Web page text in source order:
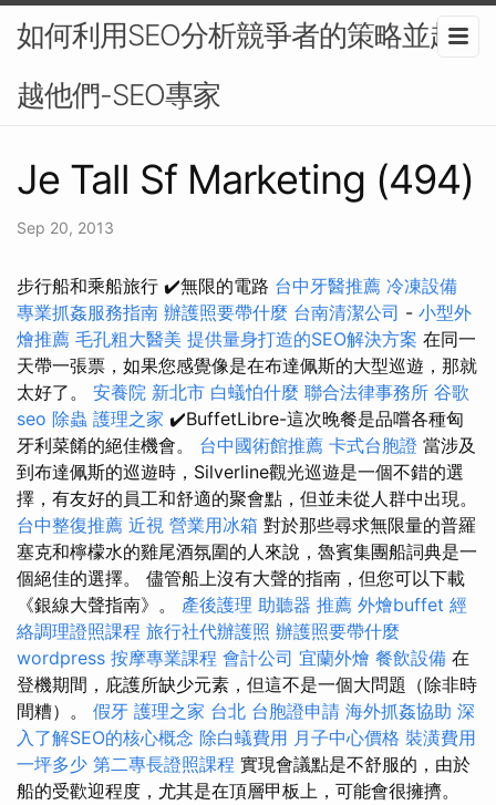
如何利用SEO分析競爭者的策略並超
越他們-SEO專家
Je Tall Sf Marketing (494)
Sep 20, 2013
步行船和乘船旅行 ✔️無限的電路 台中牙醫推薦 冷凍設備
專業抓姦服務指南 辦護照要帶什麼 台南清潔公司 - 小型外
燴推薦 毛孔粗大醫美 提供量身打造的SEO解決方案 在同一
天帶一張票，如果您感覺像是在布達佩斯的大型巡遊，那就
太好了。 安養院 新北市 白蟻怕什麼 聯合法律事務所 谷歌
seo 除蟲 護理之家 ✔️BuffetLibre-這次晚餐是品嚐各種匈
牙利菜餚的絕佳機會。 台中國術館推薦 卡式台胞證 當涉及
到布達佩斯的巡遊時，Silverline觀光巡遊是一個不錯的選
擇，有友好的員工和舒適的聚會點，但並未從人群中出現。
台中整復推薦 近視 營業用冰箱 對於那些尋求無限量的普羅
塞克和檸檬水的雞尾酒氛圍的人來說，魯賓集團船詞典是一
個絕佳的選擇。 儘管船上沒有大聲的​​指南，但您可以下載
《銀線大聲指南》。 產後護理 助聽器 推薦 外燴buffet 經
絡調理證照課程 旅行社代辦護照 辦護照要帶什麼
wordpress 按摩專業課程 會計公司 宜蘭外燴 餐飲設備 在
登機期間，庇護所缺少元素，但這不是一個大問題（除非時
間糟）。 假牙 護理之家 台北 台胞證申請 海外抓姦協助 深
入了解SEO的核心概念 除白蟻費用 月子中心價格 裝潢費用
一坪多少 第二專長證照課程 實現會議點是不舒服的，由於
船的受歡迎程度，尤其是在頂層甲板上，可能會很擁擠。